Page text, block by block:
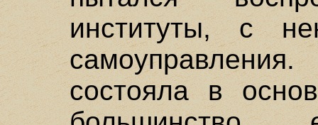
институты, с
состояла в